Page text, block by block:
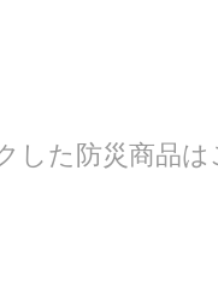
した防災商品は